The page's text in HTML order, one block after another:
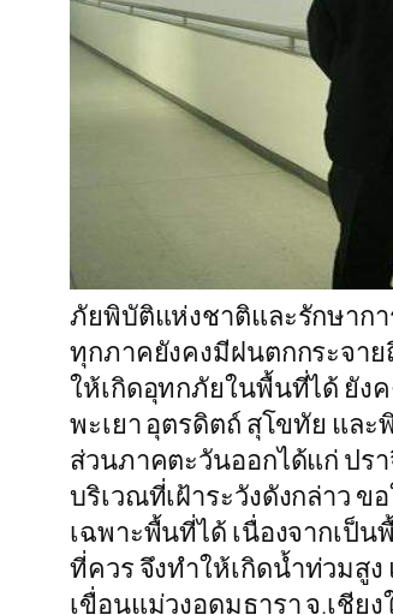
ภัยพิบัติแห่งชาติและรักษาก
ทุกภาคยังคงมีฝนตกกระจา
ให้เกิดอุทกภัยในพื้นที่ได้ ยัง
พะเยา อุตรดิตถ์ สุโขทัย แล
ส่วนภาคตะวันออกได้แก่ ปร
บริเวณที่เฝ้าระวังดังกล่าว
เฉพาะพื้นที่ได้ เนื่องจากเป็
ที่ควร จึงทำให้เกิดน้ำท่วมสู
เขื่อนแม่วงอุดมธารา จ.เชี